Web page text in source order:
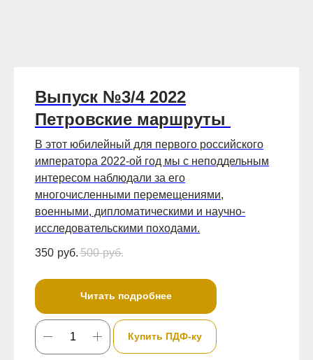
Выпуск №3/4 2022
Петровские маршруты
В этот юбилейный для первого российского
императора 2022-ой год мы с неподдельным
интересом наблюдали за его
многочисленными перемещениями,
военными, дипломатическими и научно-
исследовательскими походами.
350 руб. 500 руб.
Читать подробнее
Купить ПДФ-ку